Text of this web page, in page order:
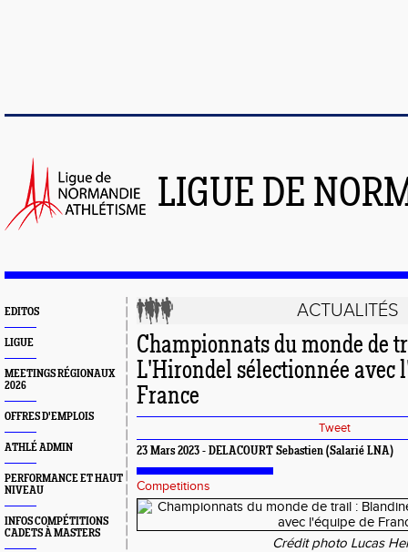
LIGUE DE
EDITOS
LIGUE
MEETINGS RÉGIONAUX
2026
OFFRES D'EMPLOIS
ATHLÉ ADMIN
PERFORMANCE ET HAUT
NIVEAU
INFOS COMPÉTITIONS
CADETS À MASTERS
ACTUALITÉS
Championnats du monde de
L'Hirondel sélectionnée avec
France
Tweet
23 Mars 2023 - DELACOURT Sebastien (Salarié LNA)
Competitions
Crédit photo Lucas